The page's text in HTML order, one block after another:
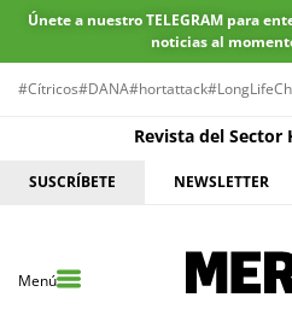
Únete a nuestro TELEGRAM para
noticias al
#Cítricos#DANA#hortattack
Revista del
SUSCRÍBETE NEWSLETTER
Menú